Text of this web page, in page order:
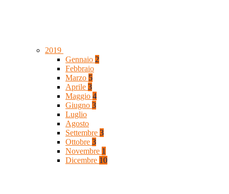
2019
Gennaio 2
Febbraio
Marzo 5
Aprile 3
Maggio 4
Giugno 3
Luglio
Agosto
Settembre 3
Ottobre 3
Novembre 1
Dicembre 10